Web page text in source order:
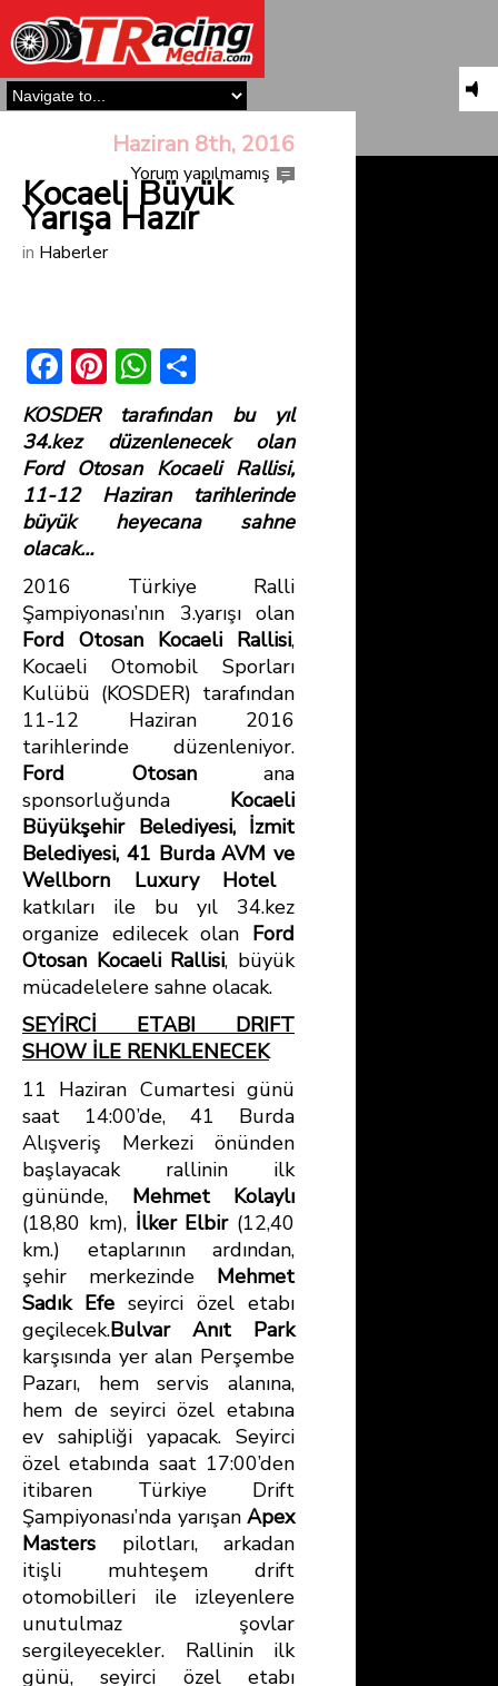
Haziran 8th, 2016
Yorum yapılmamış
Kocaeli Büyük
Yarışa Hazır
in Haberler
F
ac
e
b
o
ok
Pi
nt
er
e
st
W
h
at
s
A
p
p
h
ar
e
KOSDER tarafından bu yıl
34.kez düzenlenecek olan
Ford Otosan Kocaeli Rallisi,
11-12 Haziran tarihlerinde
büyük heyecana sahne
olacak…
2016 Türkiye Ralli
Şampiyonası’nın 3.yarışı olan
Ford Otosan Kocaeli Rallisi,
Kocaeli Otomobil Sporları
Kulübü (KOSDER) tarafından
11-12 Haziran 2016
tarihlerinde düzenleniyor.
Ford Otosanana
sponsorluğunda Kocaeli
Büyükşehir Belediyesi, İzmit
Belediyesi, 41 Burda AVM ve
Wellborn Luxury Hotel
katkıları ile bu yıl 34.kez
organize edilecek olan Ford
Otosan Kocaeli Rallisi, büyük
mücadelelere sahne olacak.
SEYİRCİ ETABI DRIFT
SHOW İLE RENKLENECEK
11 Haziran Cumartesi günü
saat 14:00’de, 41 Burda
Alışveriş Merkezi önünden
başlayacak rallinin ilk
gününde, Mehmet Kolaylı
(18,80 km), İlker Elbir(12,40
km.) etaplarının ardından,
şehir merkezinde Mehmet
Sadık Efe seyirci özel etabı
geçilecek.Bulvar Anıt Park
karşısında yer alan Perşembe
Pazarı, hem servis alanına,
hem de seyirci özel etabına
ev sahipliği yapacak. Seyirci
özel etabında saat 17:00’den
itibaren Türkiye Drift
Şampiyonası’nda yarışan Apex
Masters pilotları, arkadan
itişli muhteşem drift
otomobilleri ile izleyenlere
unutulmaz şovlar
sergileyecekler. Rallinin ilk
günü, seyirci özel etabı